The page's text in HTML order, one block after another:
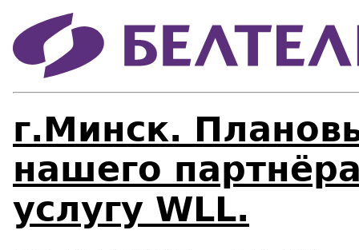
г.Минск.
нашего
услугу WLL.